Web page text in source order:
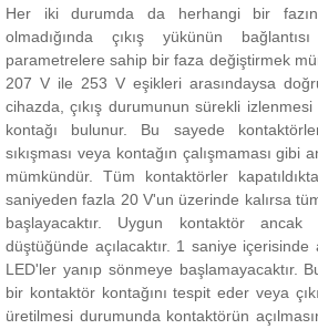
Her iki durumda da herhangi bir fazın
olmadığında çıkış yükünün
parametrelere sahip bir faza değiştirmek
207 V ile 253 V eşikleri arasındaysa
cihazda, çıkış durumunun sürekli
kontağı bulunur. Bu sayede
sıkışması veya kontağın çalışmaması
mümkündür.Tüm kontaktörler
saniyeden fazla 20 V'un üzerinde kalırsa
başlayacaktır. Uygun kontaktör
düştüğünde açılacaktır. 1 saniye
LED'ler yanıp sönmeye başlamayacaktır.
bir kontaktör kontağını tespit eder veya
üretilmesi durumunda kontaktörün